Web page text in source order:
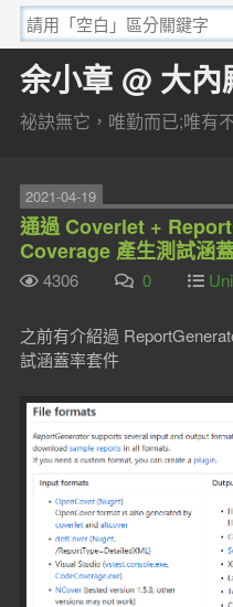
余小章 @ 大內
祕訣無它，唯勤而已;唯有
2021-04-19
通過 Coverlet +
Coverage 產生測試涵
4306 0
之前有介紹過
試涵蓋率套件